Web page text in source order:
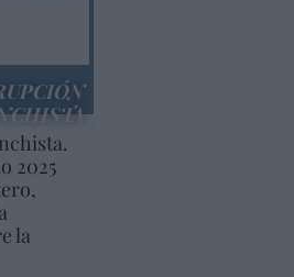
2025
la